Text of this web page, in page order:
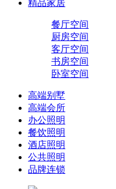
精品家居
餐厅空间
厨房空间
客厅空间
书房空间
卧室空间
高端别墅
高端会所
办公照明
餐饮照明
酒店照明
公共照明
品牌连锁